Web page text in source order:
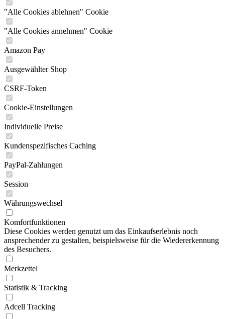
"Alle Cookies ablehnen" Cookie
"Alle Cookies annehmen" Cookie
Amazon Pay
Ausgewählter Shop
CSRF-Token
Cookie-Einstellungen
Individuelle Preise
Kundenspezifisches Caching
PayPal-Zahlungen
Session
Währungswechsel
Komfortfunktionen
Diese Cookies werden genutzt um das Einkaufserlebnis noch
ansprechender zu gestalten, beispielsweise für die Wiedererkennung
des Besuchers.
Merkzettel
Statistik & Tracking
Adcell Tracking